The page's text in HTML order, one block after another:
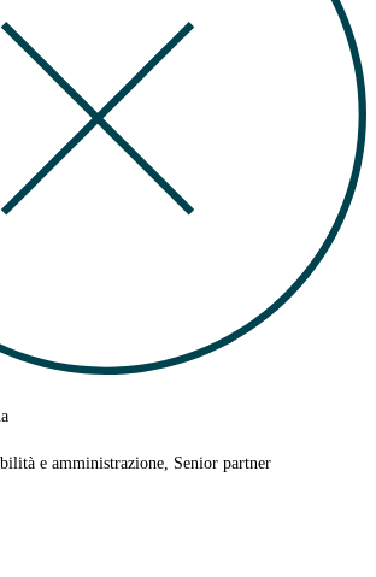
e amministrazione, Senior partner